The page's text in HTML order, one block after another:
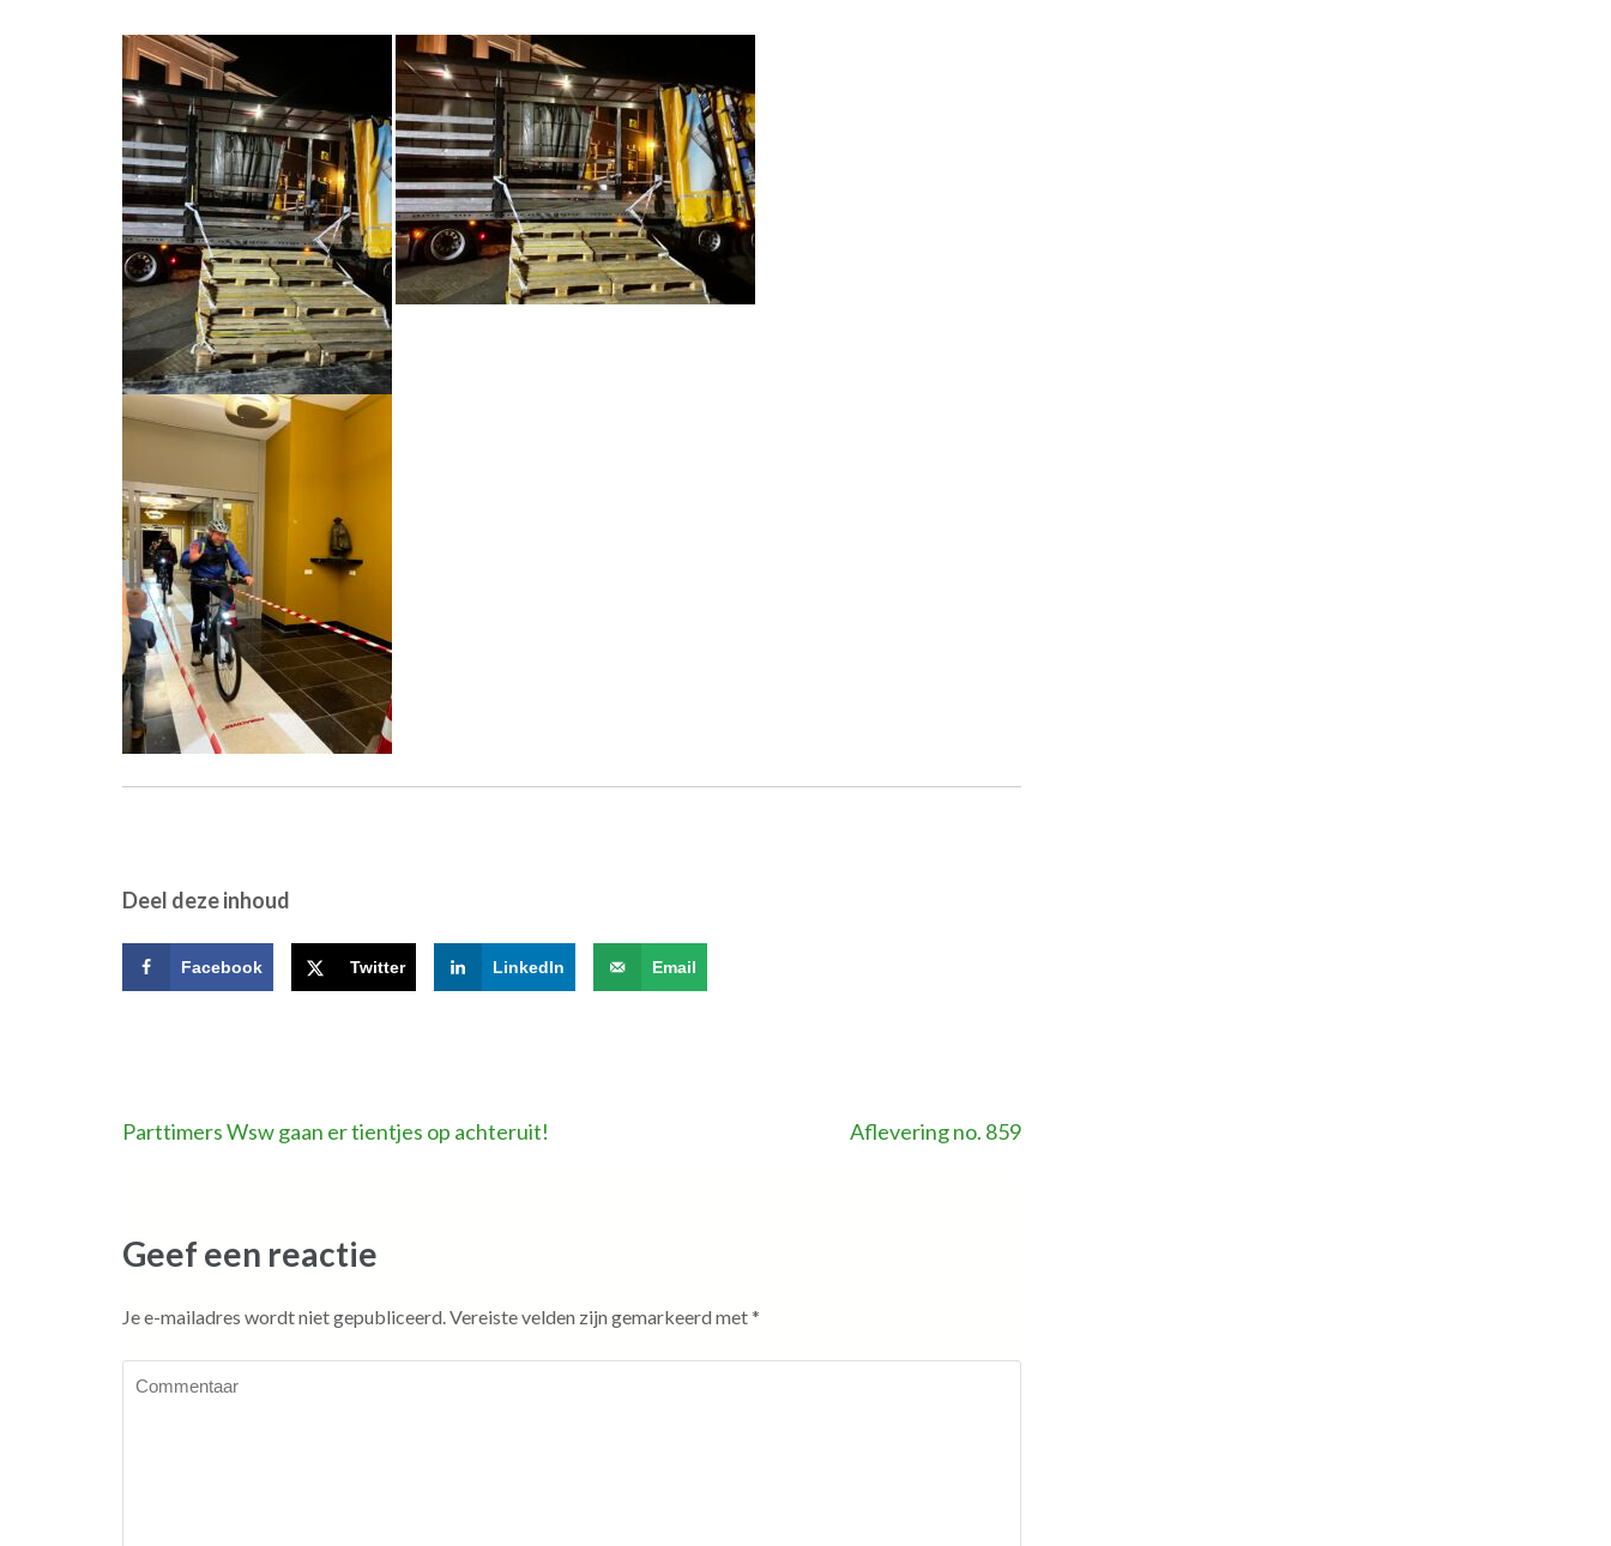
Deel deze inhoud
Facebook Twitter LinkedIn Email
Bericht
Parttimers Wsw gaan er tientjes op achteruit! Aflevering no. 859
Geef een reactie
Je e-mailadres wordt niet gepubliceerd. Vereiste velden zijn gemarkeerd met*